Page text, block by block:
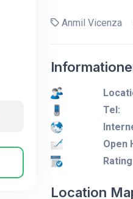
Anmil Vicenza
Tel:
Open
Location